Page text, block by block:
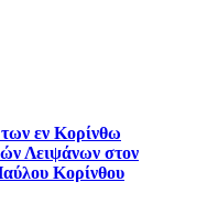
εν Κορίνθω
Λειψάνων στον
Κορίνθου